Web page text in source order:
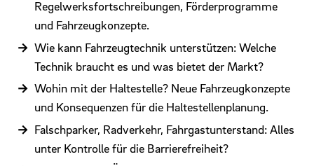
Regelwerksfortschreibungen, Förderprogramme
und Fahrzeugkonzepte.
Wie kann Fahrzeugtechnik unterstützen: Welche
Technik braucht es und was bietet der Markt?
Wohin mit der Haltestelle? Neue Fahrzeugkonzepte
und Konsequenzen für die Haltestellenplanung.
Falschparker, Radverkehr, Fahrgastunterstand: Alles
unter Kontrolle für die Barrierefreiheit?